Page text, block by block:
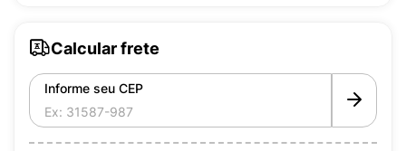
Calcular frete
Informe seu CEP